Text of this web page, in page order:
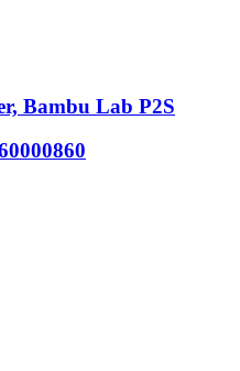
Bambu Lab P2S